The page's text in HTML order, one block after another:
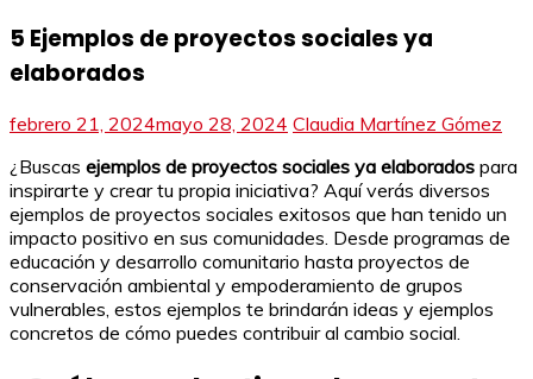
5 Ejemplos de proyectos sociales ya
elaborados
febrero 21, 2024mayo 28, 2024 Claudia Martínez Gómez
¿Buscas ejemplos de proyectos sociales ya elaborados para
inspirarte y crear tu propia iniciativa? Aquí verás diversos
ejemplos de proyectos sociales exitosos que han tenido un
impacto positivo en sus comunidades. Desde programas de
educación y desarrollo comunitario hasta proyectos de
conservación ambiental y empoderamiento de grupos
vulnerables, estos ejemplos te brindarán ideas y ejemplos
concretos de cómo puedes contribuir al cambio social.